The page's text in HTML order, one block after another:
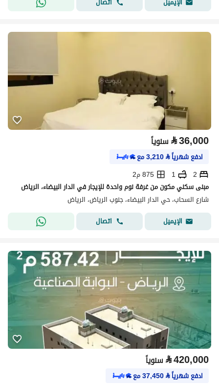
⃁36,000 سنوياً
ادفع شهرياً⃁
3,210مع
2
1
875 م2
مبنى سكني مكون من غرفة نوم واحدة للإيجار في الدار البيضاء، الرياض
شارع السحاب، حي الدار البيضاء، جنوب الرياض، الرياض
الإيميل
اتصال
⃁420,000 سنوياً
ادفع شهرياً⃁
37,450مع